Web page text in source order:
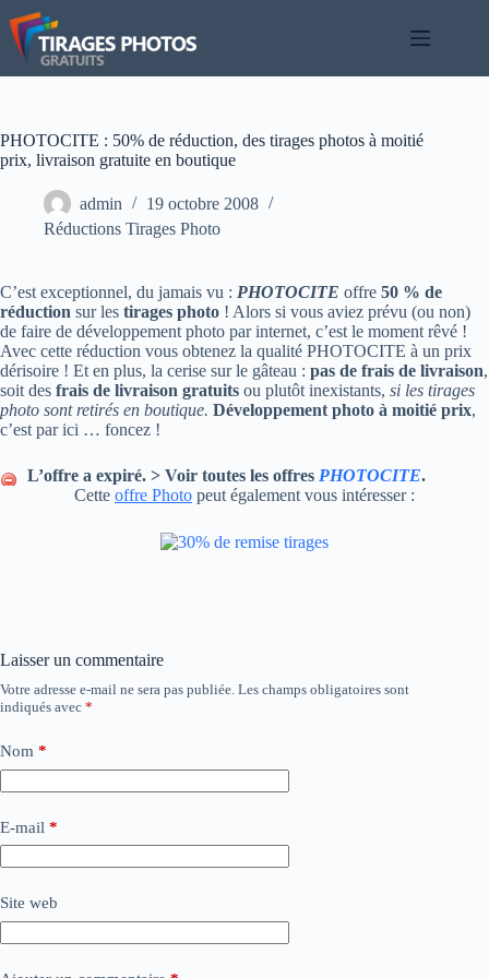
Passer
au
contenu
PHOTOCITE : 50% de réduction, des tirages photos à moitié
prix, livraison gratuite en boutique
admin
19 octobre 2008
Réductions Tirages Photo
C’est exceptionnel, du jamais vu : PHOTOCITE offre 50 % de
réduction sur les tirages photo ! Alors si vous aviez prévu (ou non)
de faire de développement photo par internet, c’est le moment rêvé !
Avec cette réduction vous obtenez la qualité PHOTOCITE à un prix
dérisoire ! Et en plus, la cerise sur le gâteau : pas de frais de livraison,
soit des frais de livraison gratuits ou plutôt inexistants, si les tirages
photo sont retirés en boutique. Développement photo à moitié prix,
c’est par ici … foncez !
L’offre a expiré. > Voir toutes les offres PHOTOCITE.
Cette offre Photo peut également vous intéresser :
Laisser un commentaire
Votre adresse e-mail ne sera pas publiée. Les champs obligatoires sont
indiqués avec *
Nom *
E-mail *
Site web